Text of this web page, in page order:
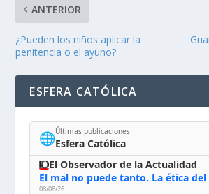
ANTERIOR
¿Pueden los niños aplicar la
penitencia o el ayuno?
ESFERA CATÓLICA
🌐Últimas publicaciones
Esfera Católica
El Observador de la Actualidad
El mal no puede tanto. La ética
08/08/26